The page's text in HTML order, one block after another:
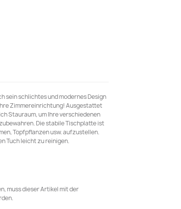
sein schlichtes und modernes Design
Zimmereinrichtung! Ausgestattet
Stauraum, um Ihre verschiedenen
Die stabile Tischplatte ist
Topfpflanzen usw. aufzustellen.
Tuch leicht zu reinigen.
muss dieser Artikel mit der